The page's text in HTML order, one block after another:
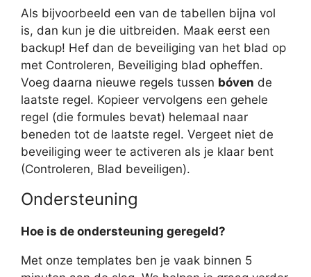
Als bijvoorbeeld een van de tabellen bijna vol
is, dan kun je die uitbreiden. Maak eerst een
backup! Hef dan de beveiliging van het blad op
met Controleren, Beveiliging blad opheffen.
Voeg daarna nieuwe regels tussen bóven de
laatste regel. Kopieer vervolgens een gehele
regel (die formules bevat) helemaal naar
beneden tot de laatste regel. Vergeet niet de
beveiliging weer te activeren als je klaar bent
(Controleren, Blad beveiligen).
Ondersteuning
Hoe is de ondersteuning geregeld?
Met onze templates ben je vaak binnen 5